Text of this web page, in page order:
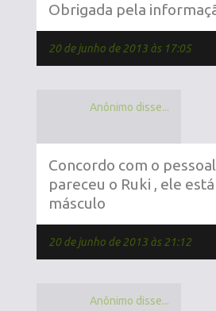
Obrigada pela
20 de junho de 2013 às 17:05
Anônimo disse...
Concordo com o
pareceu o Ruki , ele
másculo
20 de junho de 2013 às 21:12
Anônimo disse...